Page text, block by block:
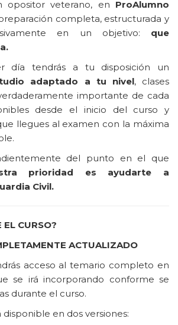
opositor veterano, en ProAlumno
completa, estructurada y
en un objetivo: que
día tendrás a tu disposición un
adaptado a tu nivel, clases
importante de cada
desde el inicio del curso y
llegues al examen con la máxima
del punto en el que
prioridad es ayudarte a
Civil.
EL CURSO?
ACTUALIZADO
acceso al temario completo en
se irá incorporando conforme se
durante el curso.
disponible en dos versiones: